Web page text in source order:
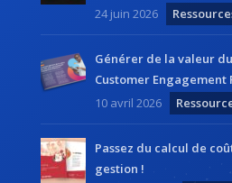
24 juin 2026
Générer de la valeur
Customer Engagement
10 avril 2026
Passez du calcul de
gestion !